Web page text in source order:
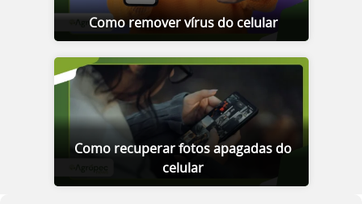
Como remover vírus do celular
Como recuperar fotos apagadas do
celular